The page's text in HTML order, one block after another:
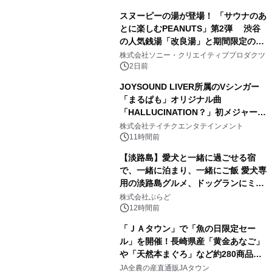
スヌーピーの湯が登場！ 「サウナのあ
とに楽しむPEANUTS」第2弾 渋谷
の人気銭湯「改良湯」と期間限定のコ
ラボレーション サウナイキタイコラ
ボグッズも発売決定！
株式会社ソニー・クリエイティブプロダクツ
2日前
JOYSOUND LIVER所属のVシンガー
「まるぱも」オリジナル曲
「HALLUCINATION？」初メジャー配
信リリース決定！
株式会社テイチクエンタテインメント
11時間前
【淡路島】愛犬と一緒に過ごせる宿
で、一緒に泊まり、一緒にご飯 愛犬専
用の淡路島グルメ、ドッグランにミニ
プール グランピングとトレーラーハウ
スの2施設で
株式会社ぷらど
12時間前
「ＪＡタウン」で「魚の日限定セー
ル」を開催！長崎県産「黄金あなご」
や「天然本まぐろ」など約280商品を
販売！～毎月１０日の定例企画～
JA全農の産直通販JAタウン